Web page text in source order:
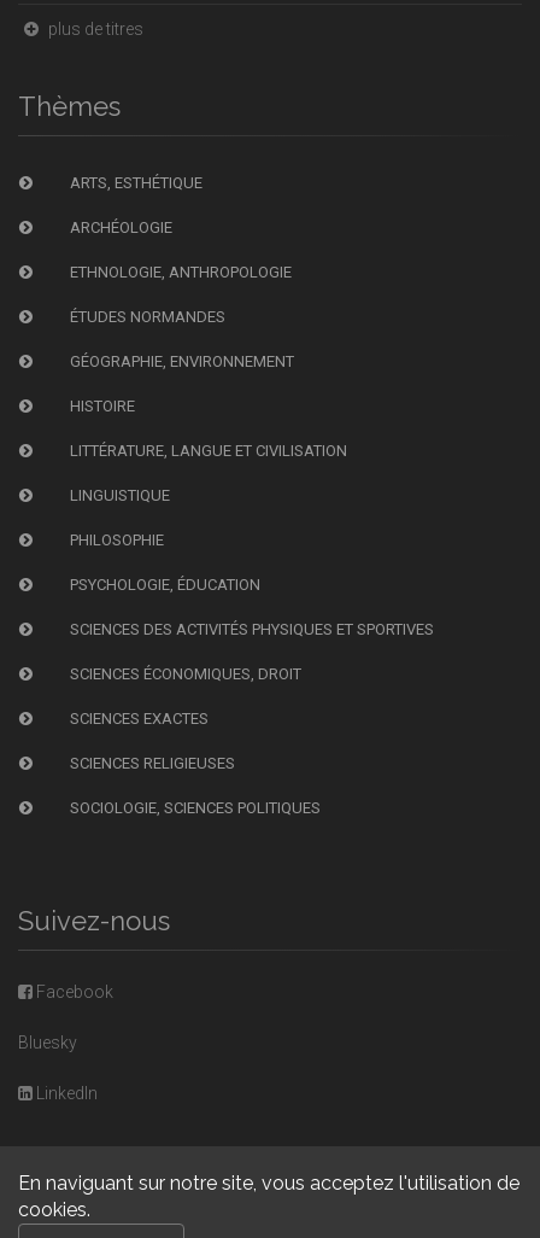
En naviguant sur notre site, vous acceptez l'utilisation de
cookies.
plus de titres
Thèmes
ARTS, ESTHÉTIQUE
ARCHÉOLOGIE
ETHNOLOGIE, ANTHROPOLOGIE
ÉTUDES NORMANDES
GÉOGRAPHIE, ENVIRONNEMENT
HISTOIRE
LITTÉRATURE, LANGUE ET CIVILISATION
LINGUISTIQUE
PHILOSOPHIE
PSYCHOLOGIE, ÉDUCATION
SCIENCES DES ACTIVITÉS PHYSIQUES ET SPORTIVES
SCIENCES ÉCONOMIQUES, DROIT
SCIENCES EXACTES
SCIENCES RELIGIEUSES
SOCIOLOGIE, SCIENCES POLITIQUES
Suivez-nous
Facebook
Bluesky
LinkedIn